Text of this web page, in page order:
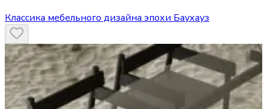
Классика мебельного дизайна эпохи Баухауз